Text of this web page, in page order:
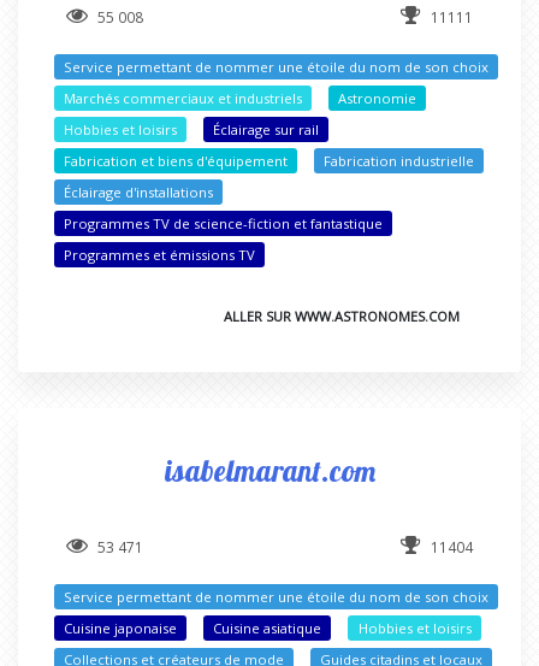
55 008 11111
Service permettant de nommer une étoile du nom de son choix
Marchés commerciaux et industriels
Astronomie
Hobbies et loisirs
Éclairage sur rail
Fabrication et biens d'équipement
Fabrication industrielle
Éclairage d'installations
Programmes TV de science-fiction et fantastique
Programmes et émissions TV
ALLER SUR WWW.ASTRONOMES.COM
isabelmarant.com
53 471 11404
Service permettant de nommer une étoile du nom de son choix
Cuisine japonaise
Cuisine asiatique
Hobbies et loisirs
Collections et créateurs de mode
Guides citadins et locaux